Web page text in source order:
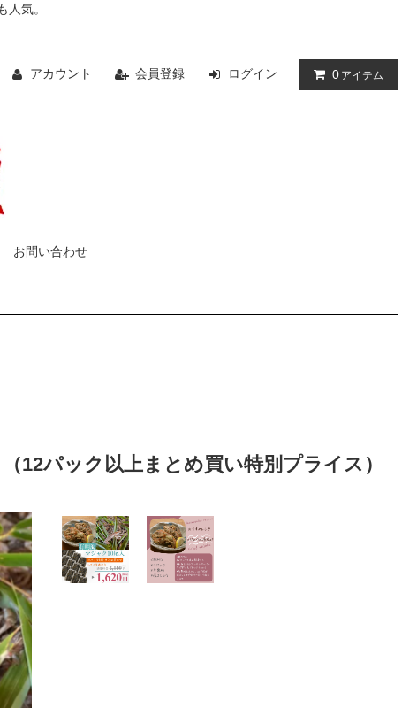
気。
アカウント 会員登録 ログイン 0 アイテム
お問い合わせ
パック以上まとめ買い特別プライス）